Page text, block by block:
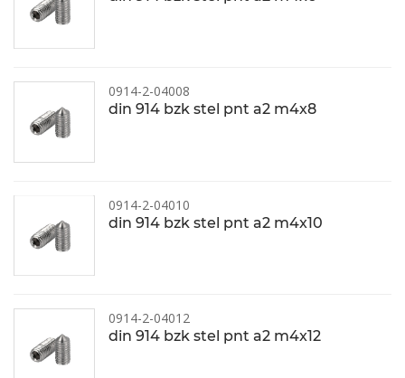
0914-2-04008
din 914 bzk stel pnt a2 m4x8
0914-2-04010
din 914 bzk stel pnt a2 m4x10
0914-2-04012
din 914 bzk stel pnt a2 m4x12